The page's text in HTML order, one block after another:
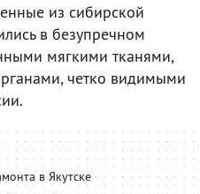
из сибирской
в безупречном
мягкими тканями,
четко видимыми
в Якутске